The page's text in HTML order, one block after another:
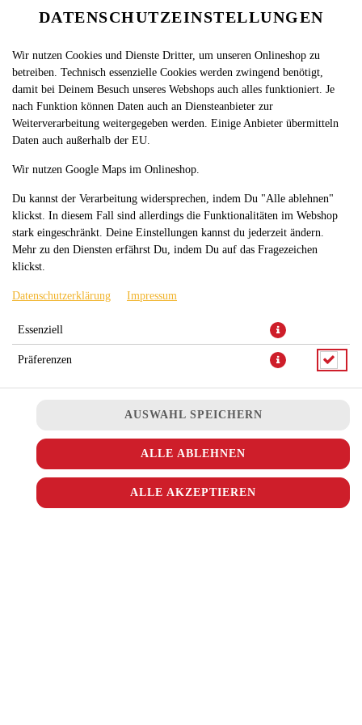
DE
SPRACHE ÄNDERN
SCHINKEN ROLLE KLEIN
Fladenbrot mit Eisbergsalat, Tomaten, Gurken, Formfleisch-
Vorderschinken und Remoulade
DATENSCHUTZEINSTELLUNGEN
Wir nutzen Cookies und Dienste Dritter, um unseren Onlineshop zu
betreiben. Technisch essenzielle Cookies werden zwingend benötigt,
damit bei Deinem Besuch unseres Webshops auch alles funktioniert. Je
nach Funktion können Daten auch an Diensteanbieter zur
Weiterverarbeitung weitergegeben werden. Einige Anbieter übermitteln
Daten auch außerhalb der EU.
Wir nutzen Google Maps im Onlineshop.
Du kannst der Verarbeitung widersprechen, indem Du "Alle ablehnen"
klickst. In diesem Fall sind allerdings die Funktionalitäten im Webshop
stark eingeschränkt. Deine Einstellungen kannst du jederzeit ändern.
Mehr zu den Diensten erfährst Du, indem Du auf das Fragezeichen
klickst.
Datenschutzerklärung Impressum
Essenziell
Präferenzen
AUSWAHL SPEICHERN
ALLE ABLEHNEN
ALLE AKZEPTIEREN